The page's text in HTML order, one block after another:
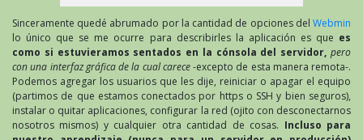
Sinceramente quedé abrumado por la cantidad de opciones del Webmin
lo único que se me ocurre para describirles la aplicación es que es
como si estuvieramos sentados en la cónsola del servidor, pero
con una interfaz gráfica de la cual carece-excepto de esta manera remota-.
Podemos agregar los usuarios que les dije, reiniciar o apagar el equipo
(partimos de que estamos conectados por https o SSH y bien seguros),
instalar o quitar aplicaciones, configurar la red (ojito con desconectarnos
nosotros mismos) y cualquier otra cantidad de cosas. Incluso para